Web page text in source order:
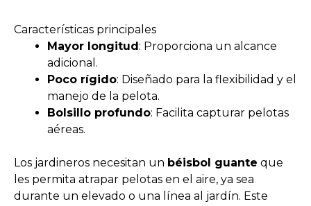
Características principales
Mayor longitud : Proporciona un alcance
adicional.
Poco rígido: Diseñado para la flexibilidad y el
manejo de la pelota.
Bolsillo profundo: Facilita capturar pelotas
aéreas.
Los jardineros necesitan un béisbol guante que
les permita atrapar pelotas en el aire, ya sea
durante un elevado o una línea al jardín. Este